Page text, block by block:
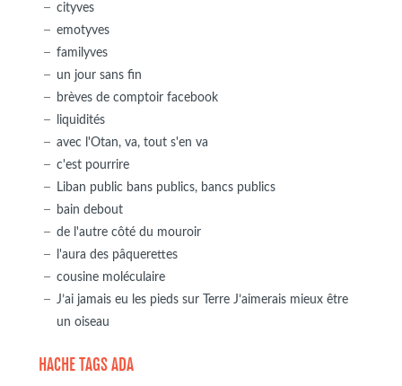
cityves
emotyves
familyves
un jour sans fin
brèves de comptoir facebook
liquidités
avec l'Otan, va, tout s'en va
c'est pourrire
Liban public bans publics, bancs publics
bain debout
de l'autre côté du mouroir
l'aura des pâquerettes
cousine moléculaire
J’ai jamais eu les pieds sur Terre J’aimerais mieux être
un oiseau
HACHE TAGS ADA